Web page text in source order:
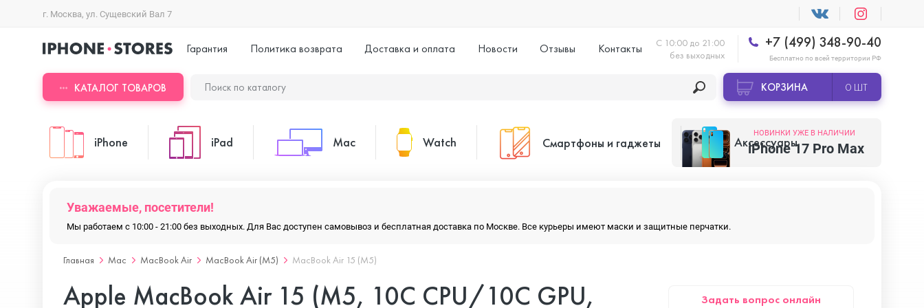
г. Москва, ул. Сущевский Вал 7
Гарантия Политика возврата Доставка и оплата Новости Отзывы Контакты
С 10:00 до 21:00
без выходных
+7 (499) 348-90-40
Бесплатно по всей территории РФ
КАТАЛОГ ТОВАРОВ КОРЗИНА 0 ШТ
iPhone
iPhone 17 Pro
iPad
iPad Air
Mac
MacBook Air
Watch Смартфоны и гаджеты Аксессуары
НОВИНКИ УЖЕ В НАЛИЧИИ
iPhone 17 Pro Max
Уважаемые, посетители!
Мы работаем с 10:00 - 21:00 без выходных. Для Вас доступен самовывоз и бесплатная доставка по Москве. Все курьеры имеют маски и защитные перчатки.
Главная Mac MacBook Air MacBook Air (M5) MacBook Air 15 (M5)
Apple MacBook Air 15 (M5, 10C CPU/10C GPU,
Задать вопрос онлайн